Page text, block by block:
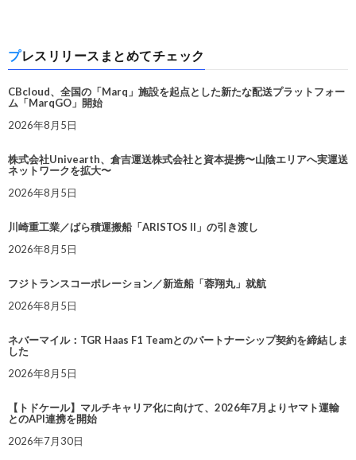
プレスリリースまとめてチェック
CBcloud、全国の「Marq」施設を起点とした新たな配送プラットフォー
ム「MarqGO」開始
2026年8月5日
株式会社Univearth、倉吉運送株式会社と資本提携〜山陰エリアへ実運送
ネットワークを拡大〜
2026年8月5日
川崎重工業／ばら積運搬船「ARISTOS II」の引き渡し
2026年8月5日
フジトランスコーポレーション／新造船「蓉翔丸」就航
2026年8月5日
ネバーマイル：TGR Haas F1 Teamとのパートナーシップ契約を締結しま
した
2026年8月5日
【トドケール】マルチキャリア化に向けて、2026年7月よりヤマト運輸
とのAPI連携を開始
2026年7月30日